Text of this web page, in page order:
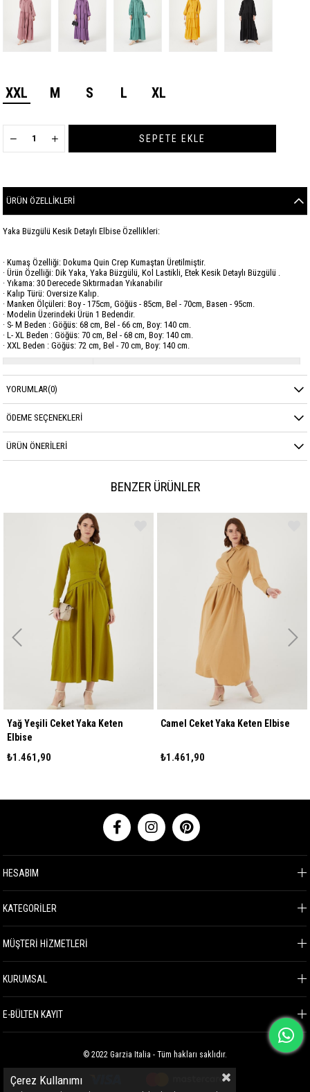
XXL M S L XL
ÜRÜN ÖZELLIKLERI
Yaka Büzgülü Kesik Detaylı Elbise Özellikleri:
· Kumaş Özelliği: Dokuma Quin Crep Kumaştan Üretilmiştir.
· Ürün Özelliği: Dik Yaka, Yaka Büzgülü, Kol Lastikli, Etek Kesik Detaylı Büzgülü .
· Yıkama: 30 Derecede Sıktırmadan Yıkanabilir
· Kalıp Türü: Oversize Kalıp.
· Manken Ölçüleri: Boy - 175cm, Göğüs - 85cm, Bel - 70cm, Basen - 95cm.
· Modelin Üzerindeki Ürün 1 Bedendir.
· S- M Beden : Göğüs: 68 cm, Bel - 66 cm, Boy: 140 cm.
· L- XL Beden : Göğüs: 70 cm, Bel - 68 cm, Boy: 140 cm.
· XXL Beden : Göğüs: 72 cm, Bel - 70 cm, Boy: 140 cm.
Sezon
Kumaş Cinsi
YORUMLAR(0)
ÖDEME SEÇENEKLERI
ÜRÜN ÖNERILERI
BENZER ÜRÜNLER
Yağ Yeşili Ceket Yaka Keten
Elbise
₺1.461,90
Camel Ceket Yaka Keten Elbise
₺1.461,90
HESABIM
KATEGORİLER
MÜŞTERİ HİZMETLERİ
KURUMSAL
E-BÜLTEN KAYIT
© 2022 Garzia Italia - Tüm hakları saklıdır.
Çerez Kullanımı